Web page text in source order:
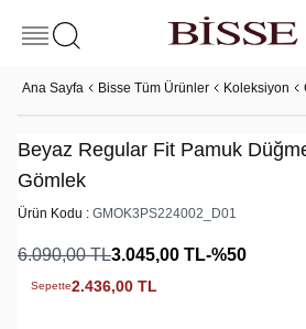
Ana Sayfa Bisse Tüm Ürünler Koleksiyon
Beyaz Regular Fit Pamuk
Gömlek
Ürün Kodu : GMOK3PS224002_D01
6.090,00TL3.045,00 TL-%50
Sepette2.436,00 TL